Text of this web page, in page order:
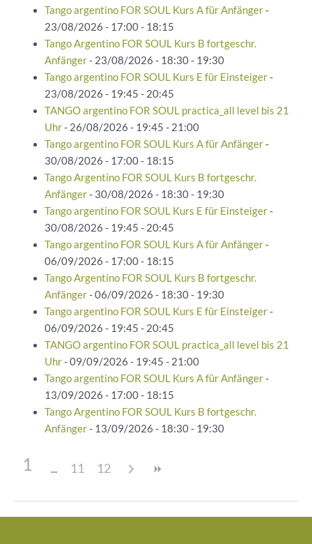
Tango argentino FOR SOUL Kurs A für Anfänger-
23/08/2026 - 17:00 - 18:15
Tango Argentino FOR SOUL Kurs B fortgeschr.
Anfänger- 23/08/2026 - 18:30 - 19:30
Tango argentino FOR SOUL Kurs E für Einsteiger-
23/08/2026 - 19:45 - 20:45
TANGO argentino FOR SOUL practica_all level bis 21
Uhr- 26/08/2026 - 19:45 - 21:00
Tango argentino FOR SOUL Kurs A für Anfänger-
30/08/2026 - 17:00 - 18:15
Tango Argentino FOR SOUL Kurs B fortgeschr.
Anfänger- 30/08/2026 - 18:30 - 19:30
Tango argentino FOR SOUL Kurs E für Einsteiger-
30/08/2026 - 19:45 - 20:45
Tango argentino FOR SOUL Kurs A für Anfänger-
06/09/2026 - 17:00 - 18:15
Tango Argentino FOR SOUL Kurs B fortgeschr.
Anfänger- 06/09/2026 - 18:30 - 19:30
Tango argentino FOR SOUL Kurs E für Einsteiger-
06/09/2026 - 19:45 - 20:45
TANGO argentino FOR SOUL practica_all level bis 21
Uhr- 09/09/2026 - 19:45 - 21:00
Tango argentino FOR SOUL Kurs A für Anfänger-
13/09/2026 - 17:00 - 18:15
Tango Argentino FOR SOUL Kurs B fortgeschr.
Anfänger- 13/09/2026 - 18:30 - 19:30
1 11 12